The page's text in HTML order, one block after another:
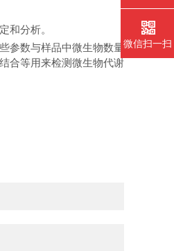
和分析。
参数与样品中微生物数量
合等用来检测微生物代谢
微信扫一扫